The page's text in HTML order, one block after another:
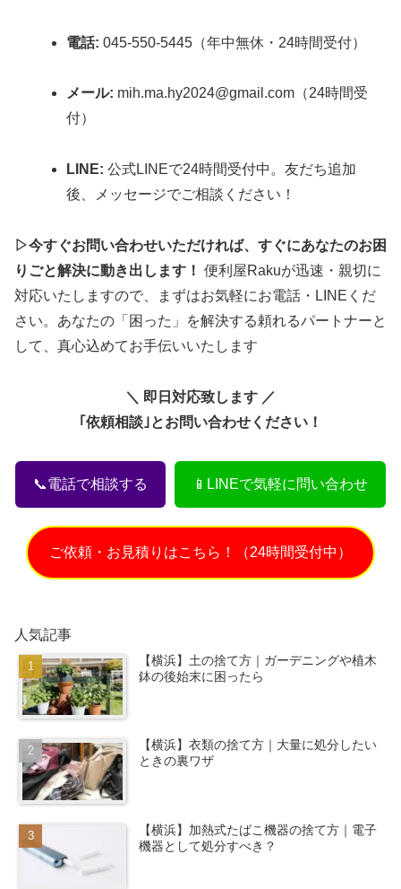
電話: 045-550-5445（年中無休・24時間受付）
メール: mih.ma.hy2024@gmail.com（24時間受
付）
LINE: 公式LINEで24時間受付中。友だち追加
後、メッセージでご相談ください！
▷今すぐお問い合わせいただければ、すぐにあなたのお困
りごと解決に動き出します！ 便利屋Rakuが迅速・親切に
対応いたしますので、まずはお気軽にお電話・LINEくだ
さい。あなたの「困った」を解決する頼れるパートナーと
して、真心込めてお手伝いいたします
＼ 即日対応致します ／
｢依頼相談｣とお問い合わせください！
📞電話で相談する 📱LINEで気軽に問い合わせ
ご依頼・お見積りはこちら！（24時間受付中）
人気記事
【横浜】土の捨て方｜ガーデニングや植木
鉢の後始末に困ったら
【横浜】衣類の捨て方｜大量に処分したい
ときの裏ワザ
【横浜】加熱式たばこ機器の捨て方｜電子
機器として処分すべき？